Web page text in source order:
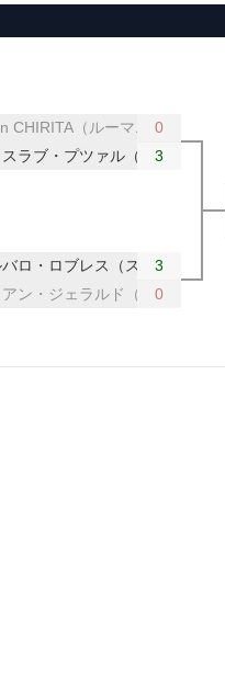
CHIRITA（ルーマニア）
0
スラブ・プツァル（クロアチア）
3
ロ・ロブレス（スペイン）
3
ン・ジェラルド（ポルトガル）
0